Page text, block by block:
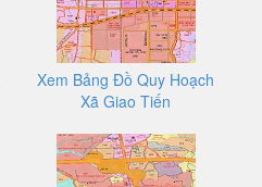
Xem Bảng Đồ Quy Hoạch
Xã Giao Tiến